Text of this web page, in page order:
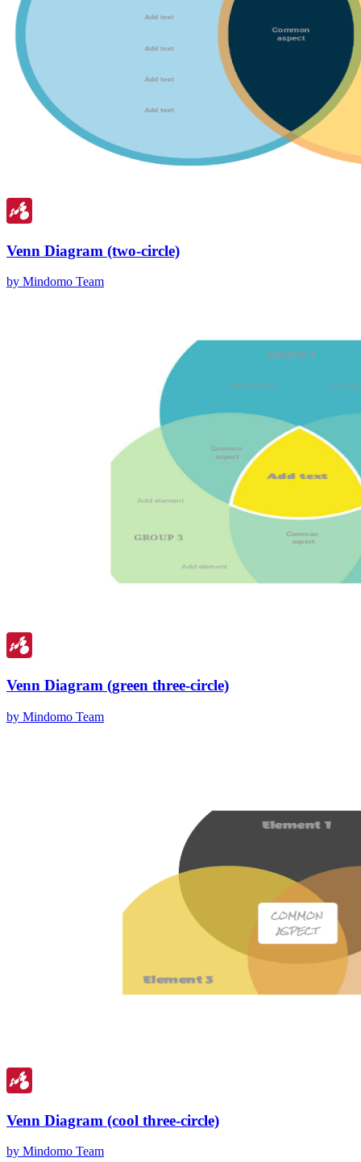
Venn Diagram (two-circle)
by Mindomo Team
Venn Diagram (green three-circle)
by Mindomo Team
Venn Diagram (cool three-circle)
by Mindomo Team